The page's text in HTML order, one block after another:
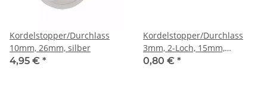
Kordelstopper/Durchlass
10mm, 26mm, silber
4,95 € *
Kordelstopper/Durchlass
3mm, 2-Loch, 15mm,
schwarz
0,80 € *